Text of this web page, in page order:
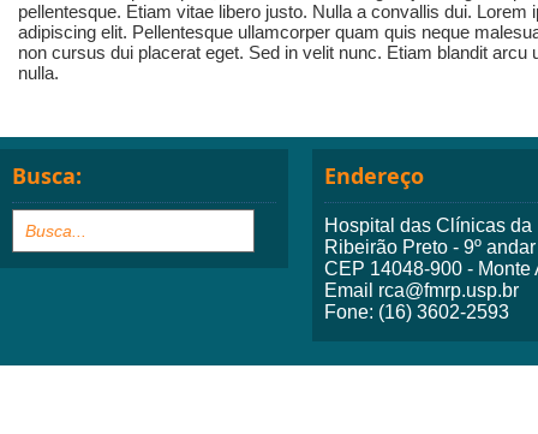
pellentesque. Etiam vitae libero justo. Nulla a convallis dui.
adipiscing elit. Pellentesque ullamcorper quam quis neque
non cursus dui placerat eget. Sed in velit nunc. Etiam blandit
nulla.
Busca: Endereço
Hospital das Clínicas
Ribeirão Preto - 9º andar
CEP 14048-900 -
Email rca@fmrp.usp.br
Fone: (16) 3602-2593